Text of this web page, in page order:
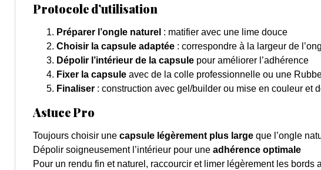
Protocole d’utilisation
Préparer l’ongle naturel : matifier avec une lime douce
Choisir la capsule adaptée : correspondre à la largeur de
Dépolir l’intérieur de la capsule pour améliorer l’adhérence
Fixer la capsule avec de la colle professionnelle ou une
Finaliser : construction avec gel/builder ou mise en couleur et
Astuce Pro
Toujours choisir une capsule légèrement plus large que l’ongle
Dépolir soigneusement l’intérieur pour une adhérence optimale
Pour un rendu fin et naturel, raccourcir et limer légèrement les bords